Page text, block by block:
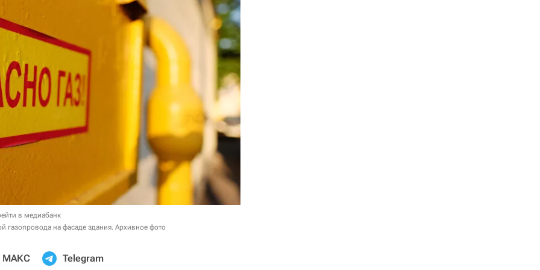
в медиабанк
газопровода на фасаде здания. Архивное фото
МАКС Telegram